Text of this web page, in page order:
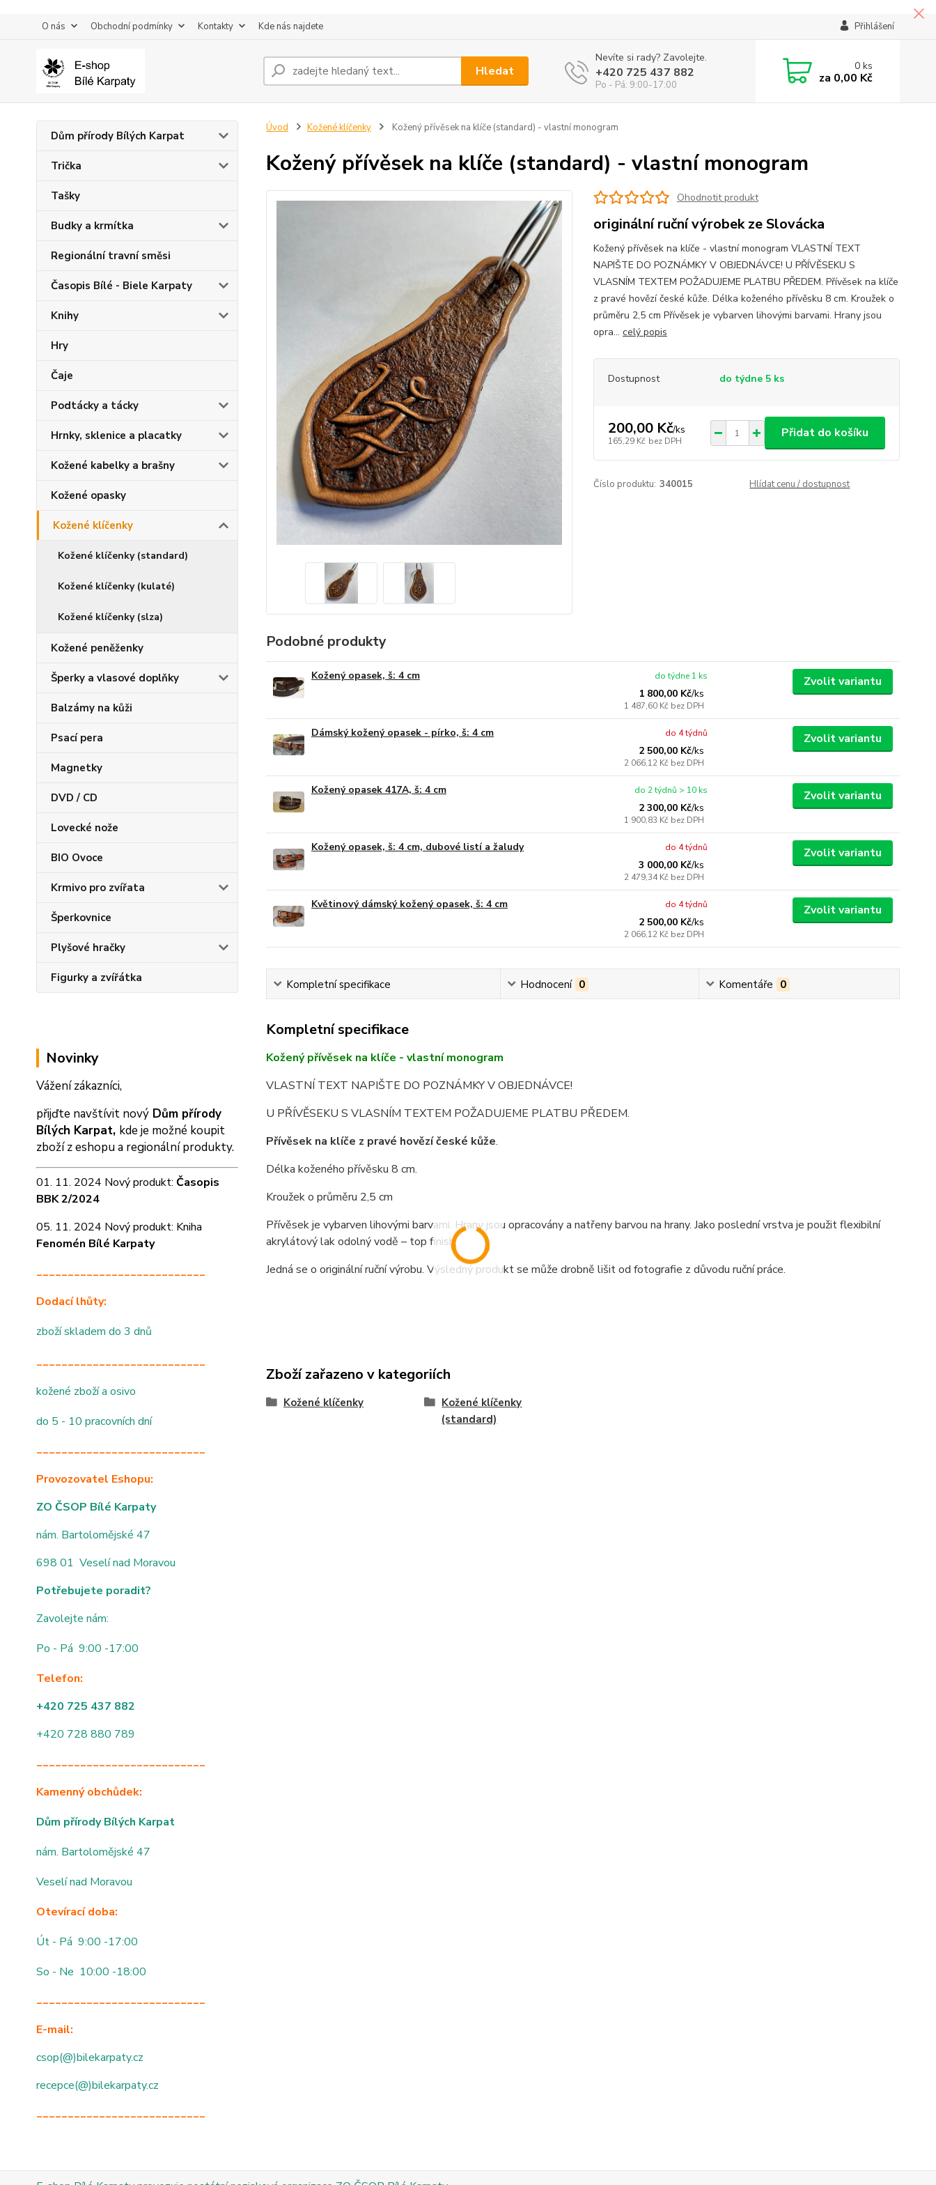
O nás Obchodní podmínky Kontakty Kde nás najdete Přihlášení
Hledat
Nevíte si rady? Zavolejte.
+420 725 437 882
Po - Pá: 9:00-17:00
0ks
za 0,00 Kč
Dům přírody Bílých Karpat
Trička
Tašky
Budky a krmítka
Regionální travní směsi
Časopis Bílé - Biele Karpaty
Knihy
Hry
Čaje
Podtácky a tácky
Hrnky, sklenice a placatky
Kožené kabelky a brašny
Kožené opasky
Kožené klíčenky
Kožené klíčenky (standard)
Kožené klíčenky (kulaté)
Kožené klíčenky (slza)
Kožené peněženky
Šperky a vlasové doplňky
Balzámy na kůži
Psací pera
Magnetky
DVD / CD
Lovecké nože
BIO Ovoce
Krmivo pro zvířata
Šperkovnice
Plyšové hračky
Figurky a zvířátka
Novinky
Vážení zákazníci,
přijďte navštívit nový Dům přírody
Bílých Karpat, kde je možné koupit
zboží z eshopu a regionální produkty.
01. 11. 2024 Nový produkt: Časopis
BBK 2/2024
05. 11. 2024 Nový produkt: Kniha
Fenomén Bílé Karpaty
___________________________
Dodací lhůty:
zboží skladem do 3 dnů
___________________________
kožené zboží a osivo
do 5 - 10 pracovních dní
___________________________
Provozovatel Eshopu:
ZO ČSOP Bílé Karpaty
nám. Bartolomějské 47
698 01 Veselí nad Moravou
Potřebujete poradit?
Zavolejte nám:
Po - Pá 9:00 -17:00
Telefon:
+420 725 437 882
+420 728 880 789
___________________________
Kamenný obchůdek:
Dům přírody Bílých Karpat
nám. Bartolomějské 47
Veselí nad Moravou
Otevírací doba:
Út - Pá 9:00 -17:00
So - Ne 10:00 -18:00
___________________________
E-mail:
csop(@)bilekarpaty.cz
recepce(@)bilekarpaty.cz
___________________________
Úvod Kožené klíčenky Kožený přívěsek na klíče (standard) - vlastní monogram
Kožený přívěsek na klíče (standard) - vlastní monogram
Ohodnotit produkt
originální ruční výrobek ze Slovácka
Kožený přívěsek na klíče - vlastní monogram VLASTNÍ TEXT
NAPIŠTE DO POZNÁMKY V OBJEDNÁVCE! U PŘÍVĚSEKU S
VLASNÍM TEXTEM POŽADUJEME PLATBU PŘEDEM. Přívěsek na klíče
z pravé hovězí české kůže. Délka koženého přívěsku 8 cm. Kroužek o
průměru 2,5 cm Přívěsek je vybarven lihovými barvami. Hrany jsou
opra... celý popis
Dostupnost do týdne 5 ks
200,00 Kč/ks
165,29 Kč bez DPH
Přidat do košíku
Číslo produktu: 340015 Hlídat cenu / dostupnost
Podobné produkty
Kožený opasek, š: 4 cm
1 800,00 Kč/ks
1 487,60 Kč bez DPH
do týdne 1 ks Zvolit variantu
Dámský kožený opasek - pírko, š: 4 cm
2 500,00 Kč/ks
2 066,12 Kč bez DPH
do 4 týdnů Zvolit variantu
Kožený opasek 417A, š: 4 cm
2 300,00 Kč/ks
1 900,83 Kč bez DPH
do 2 týdnů > 10 ks Zvolit variantu
Kožený opasek, š: 4 cm, dubové listí a žaludy
3 000,00 Kč/ks
2 479,34 Kč bez DPH
do 4 týdnů Zvolit variantu
Květinový dámský kožený opasek, š: 4 cm
2 500,00 Kč/ks
2 066,12 Kč bez DPH
do 4 týdnů Zvolit variantu
Kompletní specifikace Hodnocení 0 Komentáře 0
Kompletní specifikace
Kožený přívěsek na klíče - vlastní monogram
VLASTNÍ TEXT NAPIŠTE DO POZNÁMKY V OBJEDNÁVCE!
U PŘÍVĚSEKU S VLASNÍM TEXTEM POŽADUJEME PLATBU PŘEDEM.
Přívěsek na klíče z pravé hovězí české kůže.
Délka koženého přívěsku 8 cm.
Kroužek o průměru 2,5 cm
Přívěsek je vybarven lihovými barvami. Hrany jsou opracovány a natřeny barvou na hrany. Jako poslední vrstva je použit flexibilní
akrylátový lak odolný vodě – top finish.
Jedná se o originální ruční výrobu. Výsledný produkt se může drobně lišit od fotografie z důvodu ruční práce.
Zboží zařazeno v kategoriích
Kožené klíčenky
Kožené klíčenky
(standard)